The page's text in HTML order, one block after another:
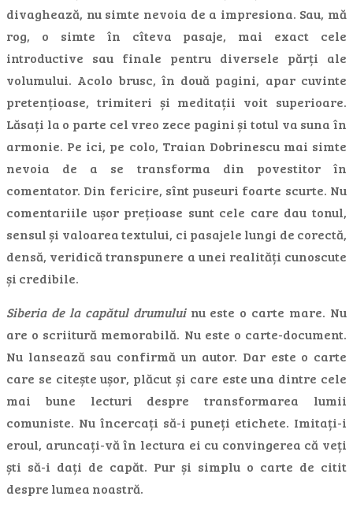
divaghează, nu simte nevoia de a impresiona. Sau, mă
rog, o simte în cîteva pasaje, mai exact cele
introductive sau finale pentru diversele părți ale
volumului. Acolo brusc, în două pagini, apar cuvinte
pretențioase, trimiteri și meditații voit superioare.
Lăsați la o parte cel vreo zece pagini și totul va suna în
armonie. Pe ici, pe colo, Traian Dobrinescu mai simte
nevoia de a se transforma din povestitor în
comentator. Din fericire, sînt puseuri foarte scurte. Nu
comentariile ușor prețioase sunt cele care dau tonul,
sensul și valoarea textului, ci pasajele lungi de corectă,
densă, veridică transpunere a unei realități cunoscute
și credibile.
Siberia de la capătul drumuluinu este o carte mare. Nu
are o scriitură memorabilă. Nu este o carte-document.
Nu lansează sau confirmă un autor. Dar este o carte
care se citește ușor, plăcut și care este una dintre cele
mai bune lecturi despre transformarea lumii
comuniste. Nu încercați să-i puneți etichete. Imitați-i
eroul, aruncați-vă în lectura ei cu convingerea că veți
ști să-i dați de capăt. Pur și simplu o carte de citit
despre lumea noastră.